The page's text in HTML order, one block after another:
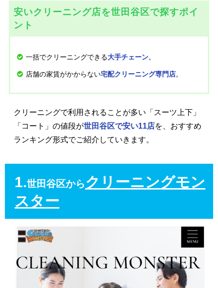
安いクリーニング店を世田谷区で探すポイ
ント
一括でクリーニングできる大手チェーン。
店舗の家賃がかからない宅配クリーニング専門店。
クリーニングで利用されることが多い「スーツ上下」
「コート」の値段が世田谷区で安い11店を、おすすめ
ランキング形式でご紹介していきます。
1.世田谷区からクリーニングモン
スター